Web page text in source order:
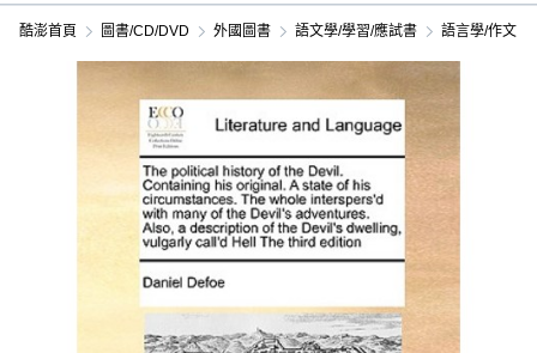
酷澎首頁 圖書/CD/DVD 外國圖書 語文學/學習/應試書 語言學/作文